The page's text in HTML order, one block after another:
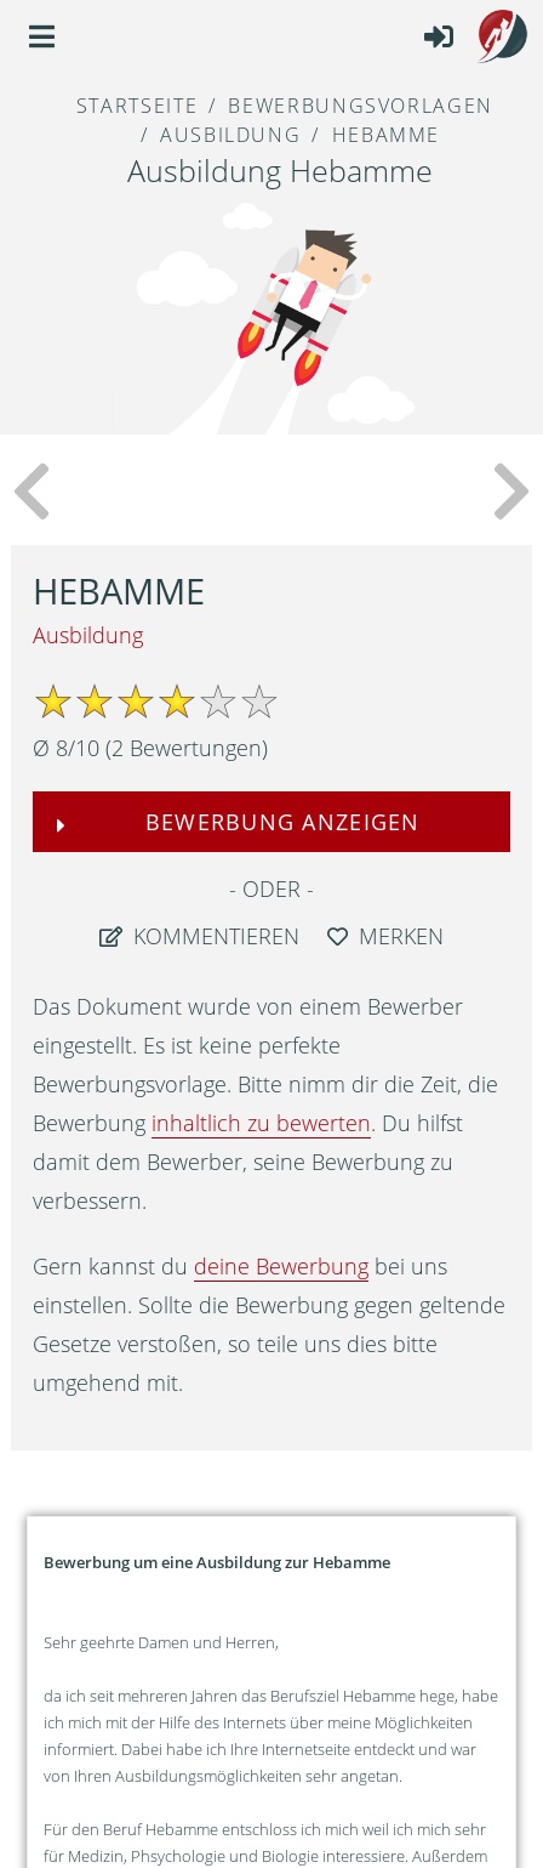
STARTSEITE
BEWERBUNGSVORLAGEN
AUSBILDUNG
HEBAMME
Ausbildung Hebamme
HEBAMME
Ausbildung
Ø 8/10 (2 Bewertungen)
BEWERBUNG ANZEIGEN
ODER
KOMMENTIEREN
MERKEN
Das Dokument wurde von einem Bewerber
eingestellt. Es ist keine perfekte
Bewerbungsvorlage. Bitte nimm dir die Zeit, die
Bewerbung inhaltlich zu bewerten. Du hilfst
damit dem Bewerber, seine Bewerbung zu
verbessern.
Gern kannst du deine Bewerbung bei uns
einstellen. Sollte die Bewerbung gegen geltende
Gesetze verstoßen, so teile uns dies bitte
umgehend mit.
Bewerbung um eine Ausbildung zur Hebamme
Sehr geehrte Damen und Herren,
da ich seit mehreren Jahren das Berufsziel Hebamme hege, habe
ich mich mit der Hilfe des Internets über meine Möglichkeiten
informiert. Dabei habe ich Ihre Internetseite entdeckt und war
von Ihren Ausbildungsmöglichkeiten sehr angetan.
Für den Beruf Hebamme entschloss ich mich weil ich mich sehr
für Medizin, Phsychologie und Biologie interessiere. Außerdem